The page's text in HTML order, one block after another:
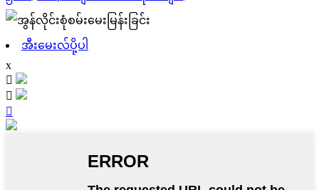
အီးမေးလ်ပို့ပါ
x


